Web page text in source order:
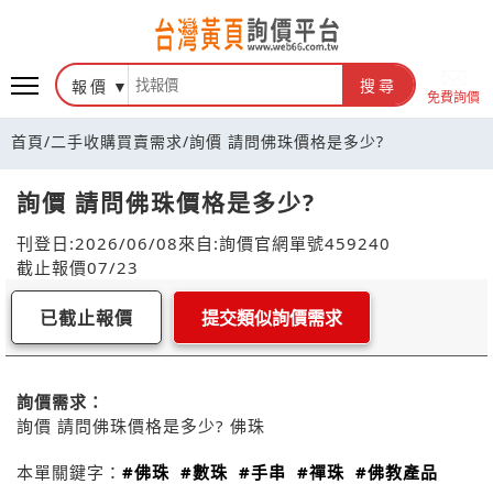
報價 搜尋
免費詢價
首頁/二手收購買賣需求/詢價 請問佛珠價格是多少?
詢價 請問佛珠價格是多少?
刊登日:2026/06/08來自:詢價官網單號459240
截止報價07/23
已截止報價 提交類似詢價需求
詢價需求：
詢價 請問佛珠價格是多少? 佛珠
本單關鍵字： #佛珠 #數珠 #手串 #禪珠 #佛教產品